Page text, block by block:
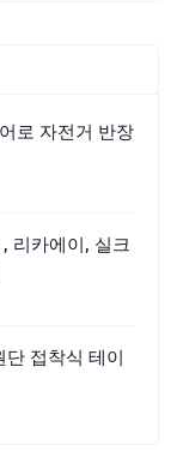
로 자전거 반장
리카에이, 실크
접착식 테이